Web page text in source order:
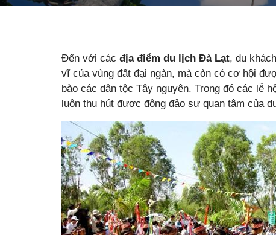
Đến với các địa điểm du lịch Đà Lạt, du
vĩ của vùng đất đại ngàn, mà còn có cơ hội
bào các dân tộc Tây nguyên. Trong đó các lễ
luôn thu hút được đông đảo sự quan tâm của